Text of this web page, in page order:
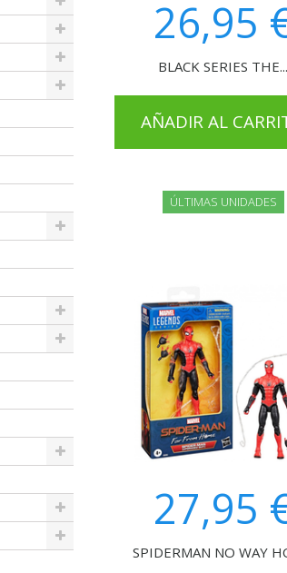
26,95
BLACK SERIES THE...
AÑADIR AL
ÚLTIMAS UNIDADES
27,95
SPIDERMAN NO WAY